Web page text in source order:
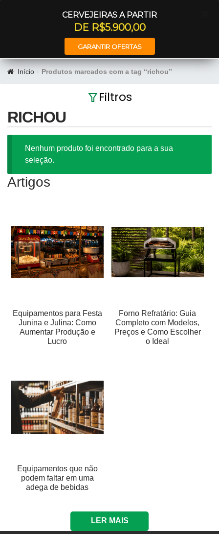
CERVEJEIRAS A PARTIR
DE R$5.900,00
GARANTIR OFERTAS
Início Produtos marcados com a tag “richou”
Filtros
RICHOU
Nenhum produto foi encontrado para a sua
seleção.
Artigos
Equipamentos para Festa
Junina e Julina: Como
Aumentar Produção e
Lucro
Forno Refratário: Guia
Completo com Modelos,
Preços e Como Escolher
o Ideal
Equipamentos que não
podem faltar em uma
adega de bebidas
LER MAIS